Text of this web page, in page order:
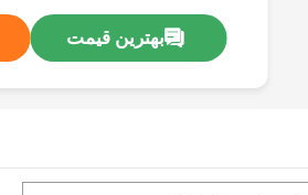
بهترین قیمت